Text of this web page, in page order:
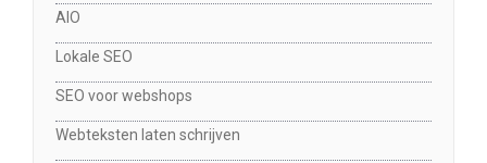
AIO
Lokale SEO
SEO voor webshops
Webteksten laten schrijven